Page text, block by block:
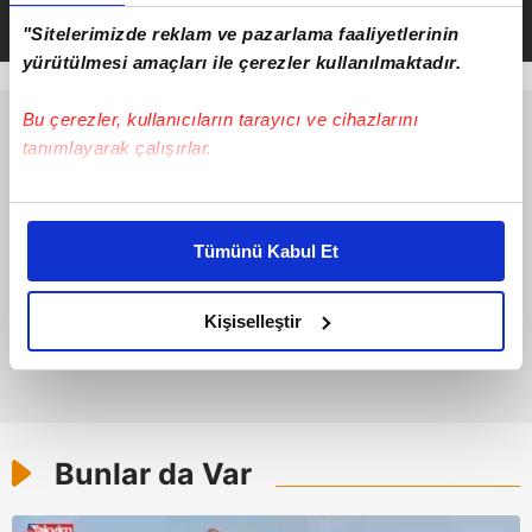
"Sitelerimizde reklam ve pazarlama faaliyetlerinin
yürütülmesi amaçları ile çerezler kullanılmaktadır.
Bu çerezler, kullanıcıların tarayıcı ve cihazlarını
tanımlayarak çalışırlar.
Bu çerezlere izin vermeniz halinde sizlere özel
daha iyi reklam deneyimi yaşatabiliriz. Bunu yaparken
amacımızın size daha iyi bir reklam deneyimi sunmak
olduğunu ve sizlere en iyi içerikleri sunabilmek adına
elimizden gelen çabayı gösterdiğimizi ve bu noktada,
reklamların maliyetlerimizi karşılamak noktasında tek gelir
Her halükârda, kullanıcılar, bu çerezlere izin vermedikleri
takdirde, kullanıcılara hedefli reklamlar
gösterilmeyecektir."
Tümünü Kabul Et
Kişiselleştir
Bunlar da Var